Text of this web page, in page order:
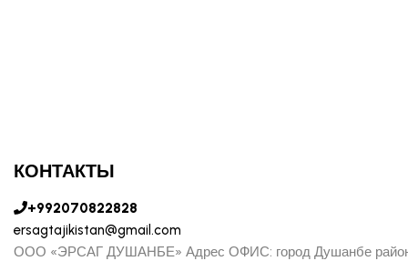
КОНТАКТЫ
+992070822828
ersagtajikistan@gmail.com
ООО «ЭРСАГ ДУШАНБЕ» Адрес ОФИС: город Душанбе